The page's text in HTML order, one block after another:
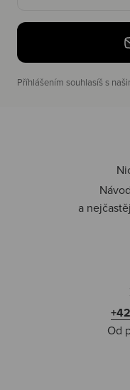
Příhlášením souhlasíš s
a
Od